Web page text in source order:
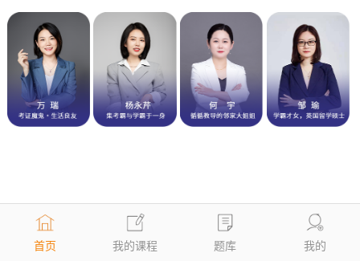
首页 我的课程 题库 我的